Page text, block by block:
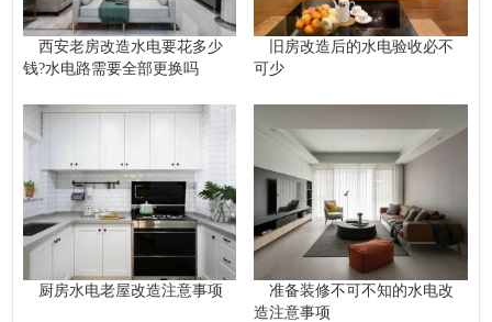
西安老房改造水电要花多少
钱?水电路需要全部更换吗
旧房改造后的水电验收必不
可少
厨房水电老屋改造注意事项
准备装修不可不知的水电改
造注意事项